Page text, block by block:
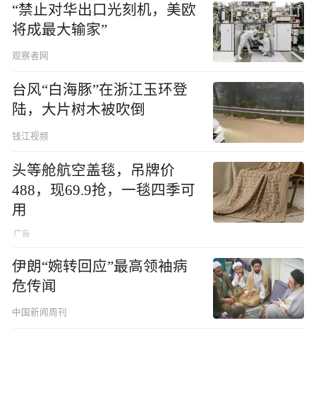
“禁止对华出口光刻机，美欧
将成最大输家”
观察者网
台风“白海豚”在浙江玉环登
陆，大片树木被吹倒
钱江视频
头等舱航空盖毯，吊牌价
488，现69.9抢，一毯四季可
用
伊朗“婉转回应”最高领袖病
危传闻
中国新闻周刊